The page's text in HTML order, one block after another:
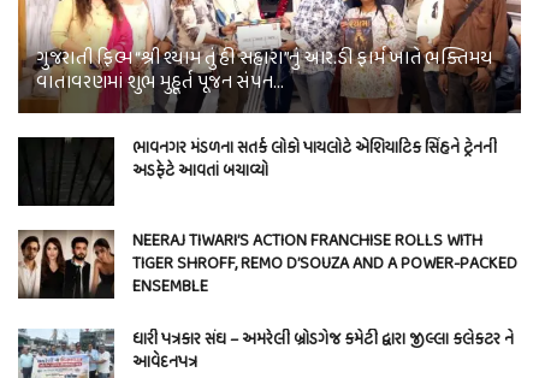
ગુજરાતી ફિલ્મ “શ્રી શ્યામ તું હી સહારા”નું આર.ડી ફાર્મ ખાતે ભક્તિમય
વાતાવરણમાં શુભ મુહૂર્ત પૂજન સંપન…
ભાવનગર મંડળના સતર્ક લોકો પાયલોટે એશિયાટિક સિંહને ટ્રેનની
અડફેટે આવતાં બચાવ્યો
NEERAJ TIWARI’S ACTION FRANCHISE ROLLS WITH
TIGER SHROFF, REMO D’SOUZA AND A POWER-PACKED
ENSEMBLE
ધારી પત્રકાર સંઘ – અમરેલી બ્રોડગેજ કમેટી દ્વારા જીલ્લા કલેકટર ને
આવેદનપત્ર